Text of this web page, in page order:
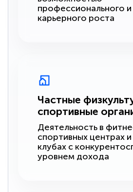
профессионального и
карьерного роста
Частные
спортивные
Деятельность в
спортивных центрах
клубах с
уровнем дохода